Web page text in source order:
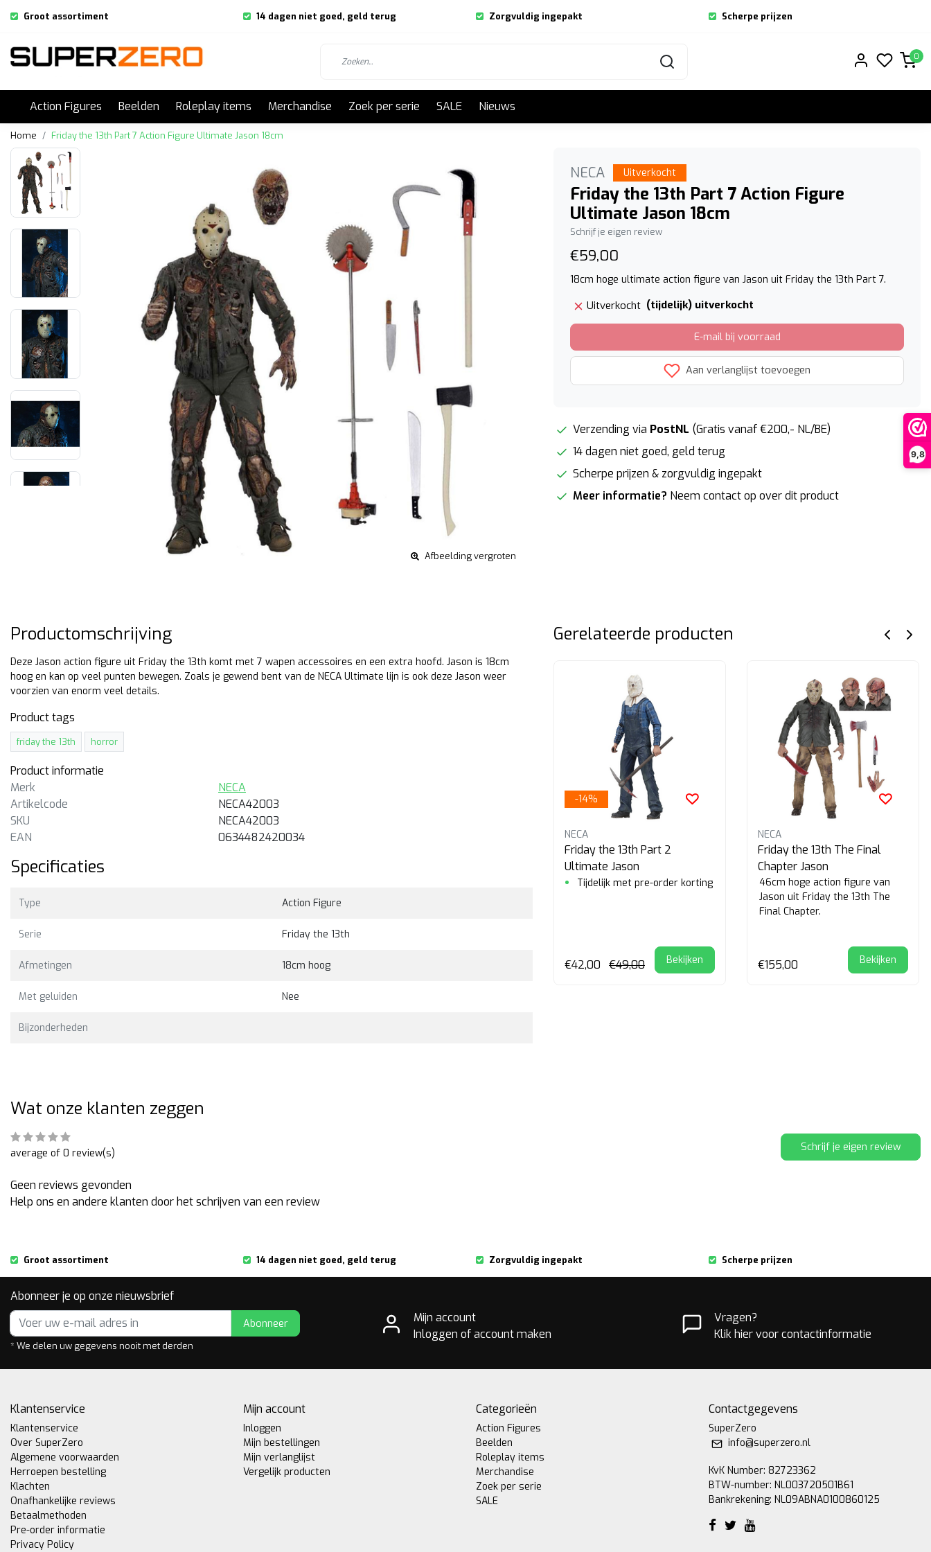
9,8
Groot assortiment 14 dagen niet goed, geld terug Zorgvuldig ingepakt Scherpe prijzen
0
Action Figures Beelden Roleplay items Merchandise Zoek per serie SALE Nieuws
Home Friday the 13th Part 7 Action Figure Ultimate Jason 18cm
Afbeelding vergroten
NECA Uitverkocht
Friday the 13th Part 7 Action Figure
Ultimate Jason 18cm
Schrijf je eigen review
€59,00
18cm hoge ultimate action figure van Jason uit Friday the 13th Part 7.
Uitverkocht (tijdelijk) uitverkocht
E-mail bij voorraad
Aan verlanglijst toevoegen
Verzending via PostNL (Gratis vanaf €200,- NL/BE)
14 dagen niet goed, geld terug
Scherpe prijzen & zorgvuldig ingepakt
Meer informatie? Neem contact op over dit product
Productomschrijving
Deze Jason action figure uit Friday the 13th komt met 7 wapen accessoires en een extra hoofd. Jason is 18cm
hoog en kan op veel punten bewegen. Zoals je gewend bent van de NECA Ultimate lijn is ook deze Jason weer
voorzien van enorm veel details.
Product tags
friday the 13th horror
Product informatie
Merk
NECA
Artikelcode
NECA42003
SKU
NECA42003
EAN
0634482420034
Specificaties
Type Action Figure
Serie Friday the 13th
Afmetingen 18cm hoog
Met geluiden Nee
Bijzonderheden
Gerelateerde producten
€42,00 Bekijken
-14%
NECA
Friday the 13th Part 2
Ultimate Jason
Tijdelijk met pre-order korting
€42,00 €49,00 Bekijken
NECA
Friday the 13th The Final
Chapter Jason
46cm hoge action figure van
Jason uit Friday the 13th The
Final Chapter.
€155,00 Bekijken
Wat onze klanten zeggen
average of 0 review(s) Schrijf je eigen review
Geen reviews gevonden
Help ons en andere klanten door het schrijven van een review
Groot assortiment 14 dagen niet goed, geld terug Zorgvuldig ingepakt Scherpe prijzen
Abonneer je op onze nieuwsbrief
Abonneer
* We delen uw gegevens nooit met derden
Mijn account
Inloggen of account maken
Vragen?
Klik hier voor contactinformatie
Klantenservice
Klantenservice
Over SuperZero
Algemene voorwaarden
Herroepen bestelling
Klachten
Onafhankelijke reviews
Betaalmethoden
Pre-order informatie
Privacy Policy
Mijn account
Inloggen
Mijn bestellingen
Mijn verlanglijst
Vergelijk producten
Categorieën
Action Figures
Beelden
Roleplay items
Merchandise
Zoek per serie
SALE
Contactgegevens
SuperZero
info@superzero.nl
KvK Number: 82723362
BTW-number: NL003720501B61
Bankrekening: NL09ABNA0100860125